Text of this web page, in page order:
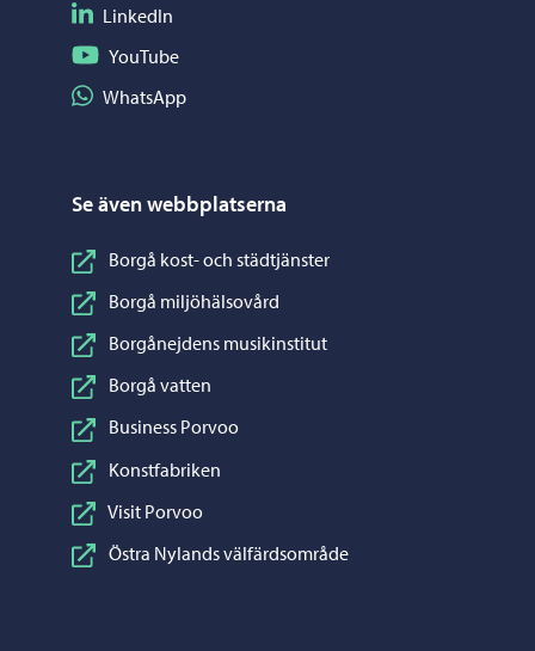
Följ på LinkedIn
LinkedIn
Följ på YouTube
YouTube
Dela på WhatsApp
WhatsApp
Se även webbplatserna
Borgå kost- och städtjänster
Borgå miljöhälsovård
Borgånejdens musikinstitut
Borgå vatten
Business Porvoo
Konstfabriken
Visit Porvoo
Östra Nylands välfärdsområde